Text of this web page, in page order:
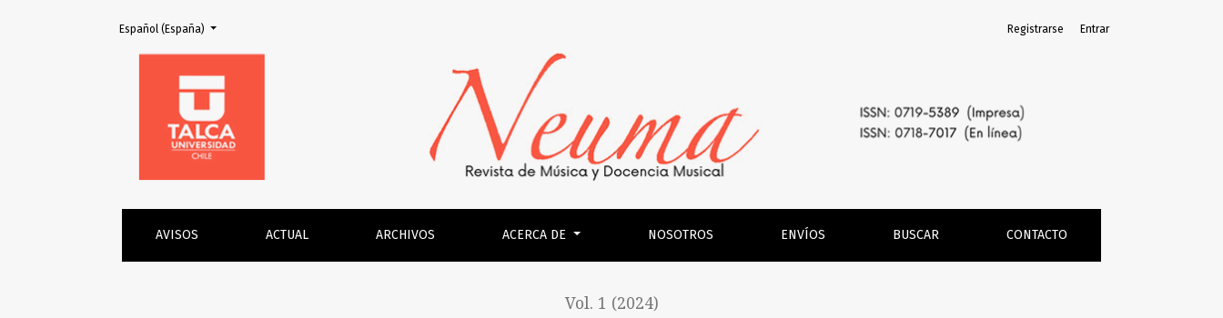
Marta Vela González. VI piezas de música: Jotas cosmopolitas de Aragón: de Florencio Lahoz a Pauline Viardot-García
AVISOS ACTUAL ARCHIVOS ACERCA DE NOSOTROS ENVÍOS BUSCAR CONTACTO
Registrarse Entrar
Cambiar el idioma. El actual es:
Español (España)
Vol. 1 (2024)